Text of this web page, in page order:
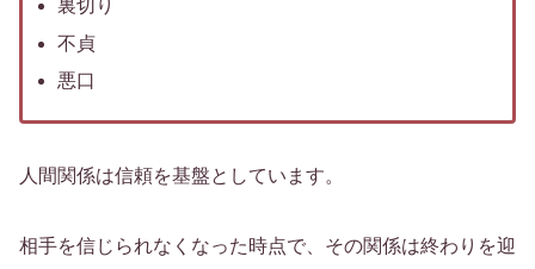
裏切り
不貞
悪口
人間関係は信頼を基盤としています。
相手を信じられなくなった時点で、その関係は終わりを迎